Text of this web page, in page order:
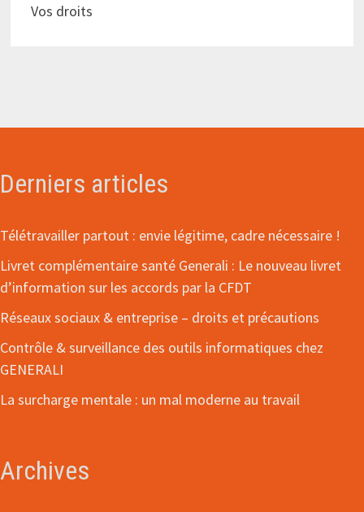
Vos droits
Derniers articles
Télétravailler partout : envie légitime, cadre nécessaire !
Livret complémentaire santé Generali : Le nouveau livret
d’information sur les accords par la CFDT
Réseaux sociaux & entreprise – droits et précautions
Contrôle & surveillance des outils informatiques chez
GENERALI
La surcharge mentale : un mal moderne au travail
Archives